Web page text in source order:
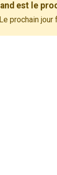
est le
Le prochain